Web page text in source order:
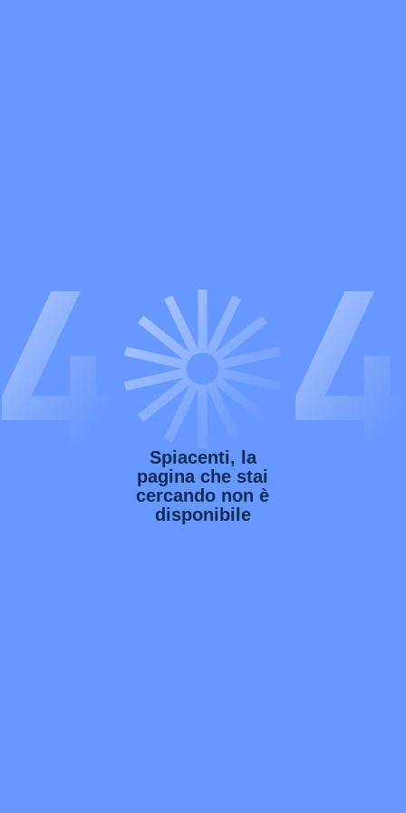
Spiacenti, la
pagina che stai
cercando non è
disponibile